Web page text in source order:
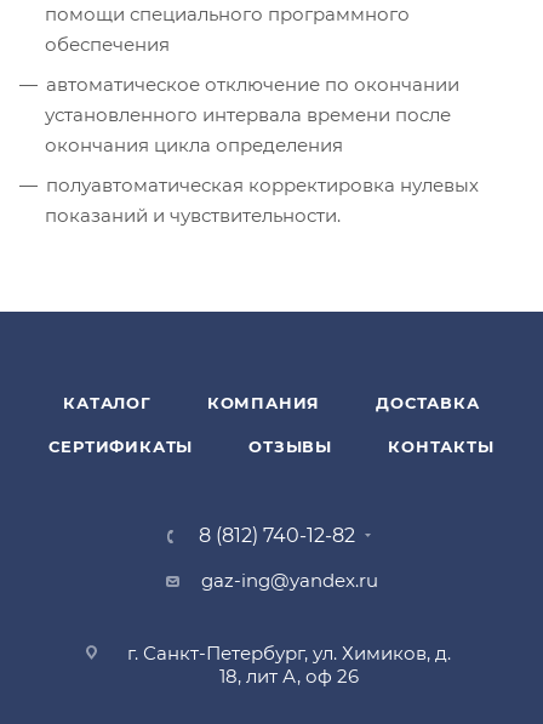
помощи специального программного
обеспечения
автоматическое отключение по окончании
установленного интервала времени после
окончания цикла определения
полуавтоматическая корректировка нулевых
показаний и чувствительности.
КАТАЛОГ КОМПАНИЯ ДОСТАВКА
СЕРТИФИКАТЫ ОТЗЫВЫ КОНТАКТЫ
8 (812) 740-12-82
gaz-ing@yandex.ru
г. Санкт-Петербург, ул. Химиков, д.
18, лит А, оф 26